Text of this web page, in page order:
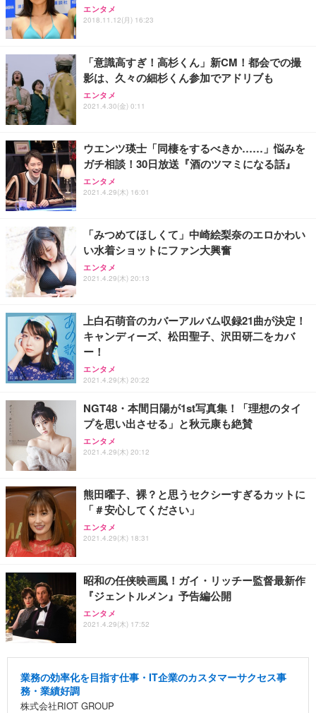
エンタメ
2018.11.12(月) 16:23
「意識高すぎ！高杉くん」新CM！都会での撮
影は、久々の細杉くん参加でアドリブも
エンタメ
2021.4.30(金) 0:11
ウエンツ瑛士「同棲をするべきか……」悩みを
ガチ相談！30日放送『酒のツマミになる話』
エンタメ
2021.4.29(木) 16:01
「みつめてほしくて」中崎絵梨奈のエロかわい
い水着ショットにファン大興奮
エンタメ
2021.4.29(木) 20:13
上白石萌音のカバーアルバム収録21曲が決定！
キャンディーズ、松田聖子、沢田研二をカバ
ー！
エンタメ
2021.4.29(木) 20:22
NGT48・本間日陽が1st写真集！「理想のタイ
プを思い出させる」と秋元康も絶賛
エンタメ
2021.4.29(木) 20:12
熊田曜子、裸？と思うセクシーすぎるカットに
「＃安心してください」
エンタメ
2021.4.29(木) 18:31
昭和の任侠映画風！ガイ・リッチー監督最新作
『ジェントルメン』予告編公開
エンタメ
2021.4.29(木) 17:52
業務の効率化を目指す仕事・IT企業のカスタマーサクセス事
務・業績好調
株式会社RIOT GROUP